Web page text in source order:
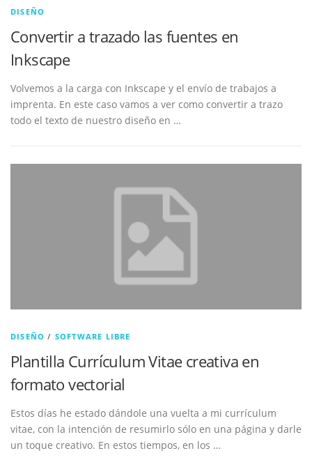
DISEÑO
Convertir a trazado las fuentes en
Inkscape
Volvemos a la carga con Inkscape y el envío de trabajos a
imprenta. En este caso vamos a ver como convertir a trazo
todo el texto de nuestro diseño en …
DISEÑO / SOFTWARE LIBRE
Plantilla Currículum Vitae creativa en
formato vectorial
Estos días he estado dándole una vuelta a mi currículum
vitae, con la intención de resumirlo sólo en una página y darle
un toque creativo. En estos tiempos, en los …